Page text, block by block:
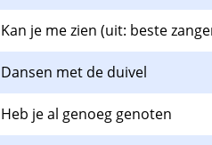
Kan je me zien (uit: beste
Dansen met de duivel
Heb je al genoeg genoten